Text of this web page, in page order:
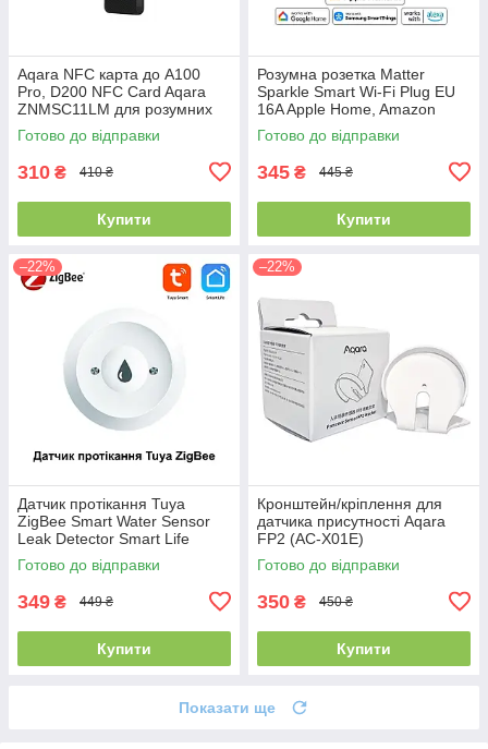
Aqara NFC карта до A100
Pro, D200 NFC Card Aqara
ZNMSC11LM для розумних
дверних замків Aqara A100
pro та D200
Готово до відправки
310 ₴ 410 ₴
Купити
Розумна розетка Matter
Sparkle Smart Wi-Fi Plug EU
16A Apple Home, Amazon
Alexa, Google Home (XH-
MW2P)
Готово до відправки
345 ₴ 445 ₴
Купити
–22%
Датчик протікання Tuya
ZigBee Smart Water Sensor
Leak Detector Smart Life
Готово до відправки
349 ₴ 449 ₴
Купити
–22%
Кронштейн/кріплення для
датчика присутності Aqara
FP2 (AC-X01E)
Готово до відправки
350 ₴ 450 ₴
Купити
Показати ще